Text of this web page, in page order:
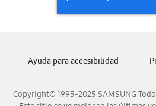
Samsung
Samsung
Copyright© 1995-2025 SAMSUNG
Ayuda para accesibilidad